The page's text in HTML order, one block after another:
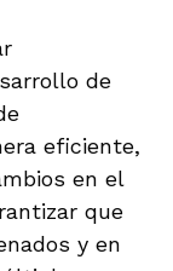
de
eficiente,
en el
que
y en